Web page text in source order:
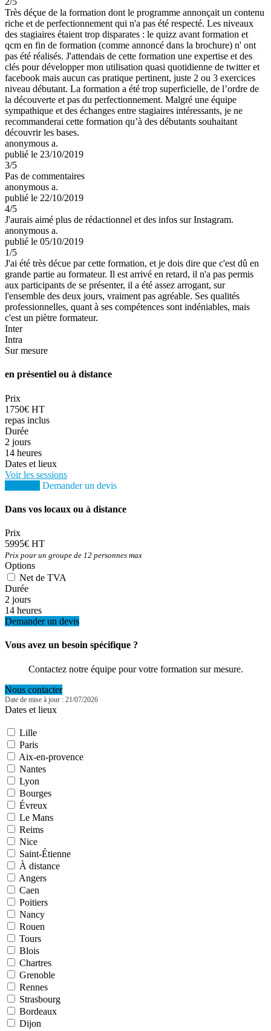
Très déçue de la formation dont le programme annonçait un contenu
riche et de perfectionnement qui n'a pas été respecté. Les niveaux
des stagiaires étaient trop disparates : le quizz avant formation et
qcm en fin de formation (comme annoncé dans la brochure) n' ont
pas été réalisés. J'attendais de cette formation une expertise et des
clés pour développer mon utilisation quasi quotidienne de twitter et
facebook mais aucun cas pratique pertinent, juste 2 ou 3 exercices
niveau débutant. La formation a été trop superficielle, de l’ordre de
la découverte et pas du perfectionnement. Malgré une équipe
sympathique et des échanges entre stagiaires intéressants, je ne
recommanderai cette formation qu’à des débutants souhaitant
découvrir les bases.
anonymous a.
publié le 23/10/2019
3/5
Pas de commentaires
anonymous a.
publié le 22/10/2019
4/5
J'aurais aimé plus de rédactionnel et des infos sur Instagram.
anonymous a.
publié le 05/10/2019
1/5
J'ai été très décue par cette formation, et je dois dire que c'est dû en
grande partie au formateur. Il est arrivé en retard, il n'a pas permis
aux participants de se présenter, il a été assez arrogant, sur
l'ensemble des deux jours, vraiment pas agréable. Ses qualités
professionnelles, quant à ses compétences sont indéniables, mais
c'est un piètre formateur.
Inter
Intra
Sur mesure
en présentiel ou à distance
Prix
1750€ HT
repas inclus
Durée
2 jours
14 heures
Dates et lieux
Voir les sessions
Demander un devis
Dans vos locaux ou à distance
Prix
5995€ HT
Prix pour un groupe de 12 personnes max
Options
Net de TVA
Durée
2 jours
14 heures
Demander un devis
Vous avez un besoin spécifique ?
Contactez notre équipe pour votre formation sur mesure.
Nous contacter
Date de mise à jour : 21/07/2026
Dates et lieux
Lille
Paris
Aix-en-provence
Nantes
Lyon
Bourges
Évreux
Le Mans
Reims
Nice
Saint-Étienne
À distance
Angers
Caen
Poitiers
Nancy
Rouen
Tours
Blois
Chartres
Grenoble
Rennes
Strasbourg
Bordeaux
Dijon